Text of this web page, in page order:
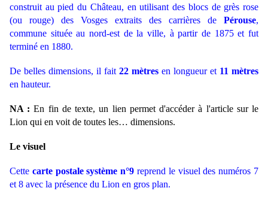
construit au pied du Château, en utilisant des blocs de grès rose
(ou rouge) des Vosges extraits des carrières de Pérouse,
commune située au nord-est de la ville, à partir de 1875 et fut
terminé en 1880.
De belles dimensions, il fait 22 mètres en longueur et 11 mètres
en hauteur.
NA : En fin de texte, un lien permet d'accéder à l'article sur le
Lion qui en voit de toutes les… dimensions.
Le visuel
Cette carte postale système n°9 reprend le visuel des numéros 7
et 8 avec la présence du Lion en gros plan.